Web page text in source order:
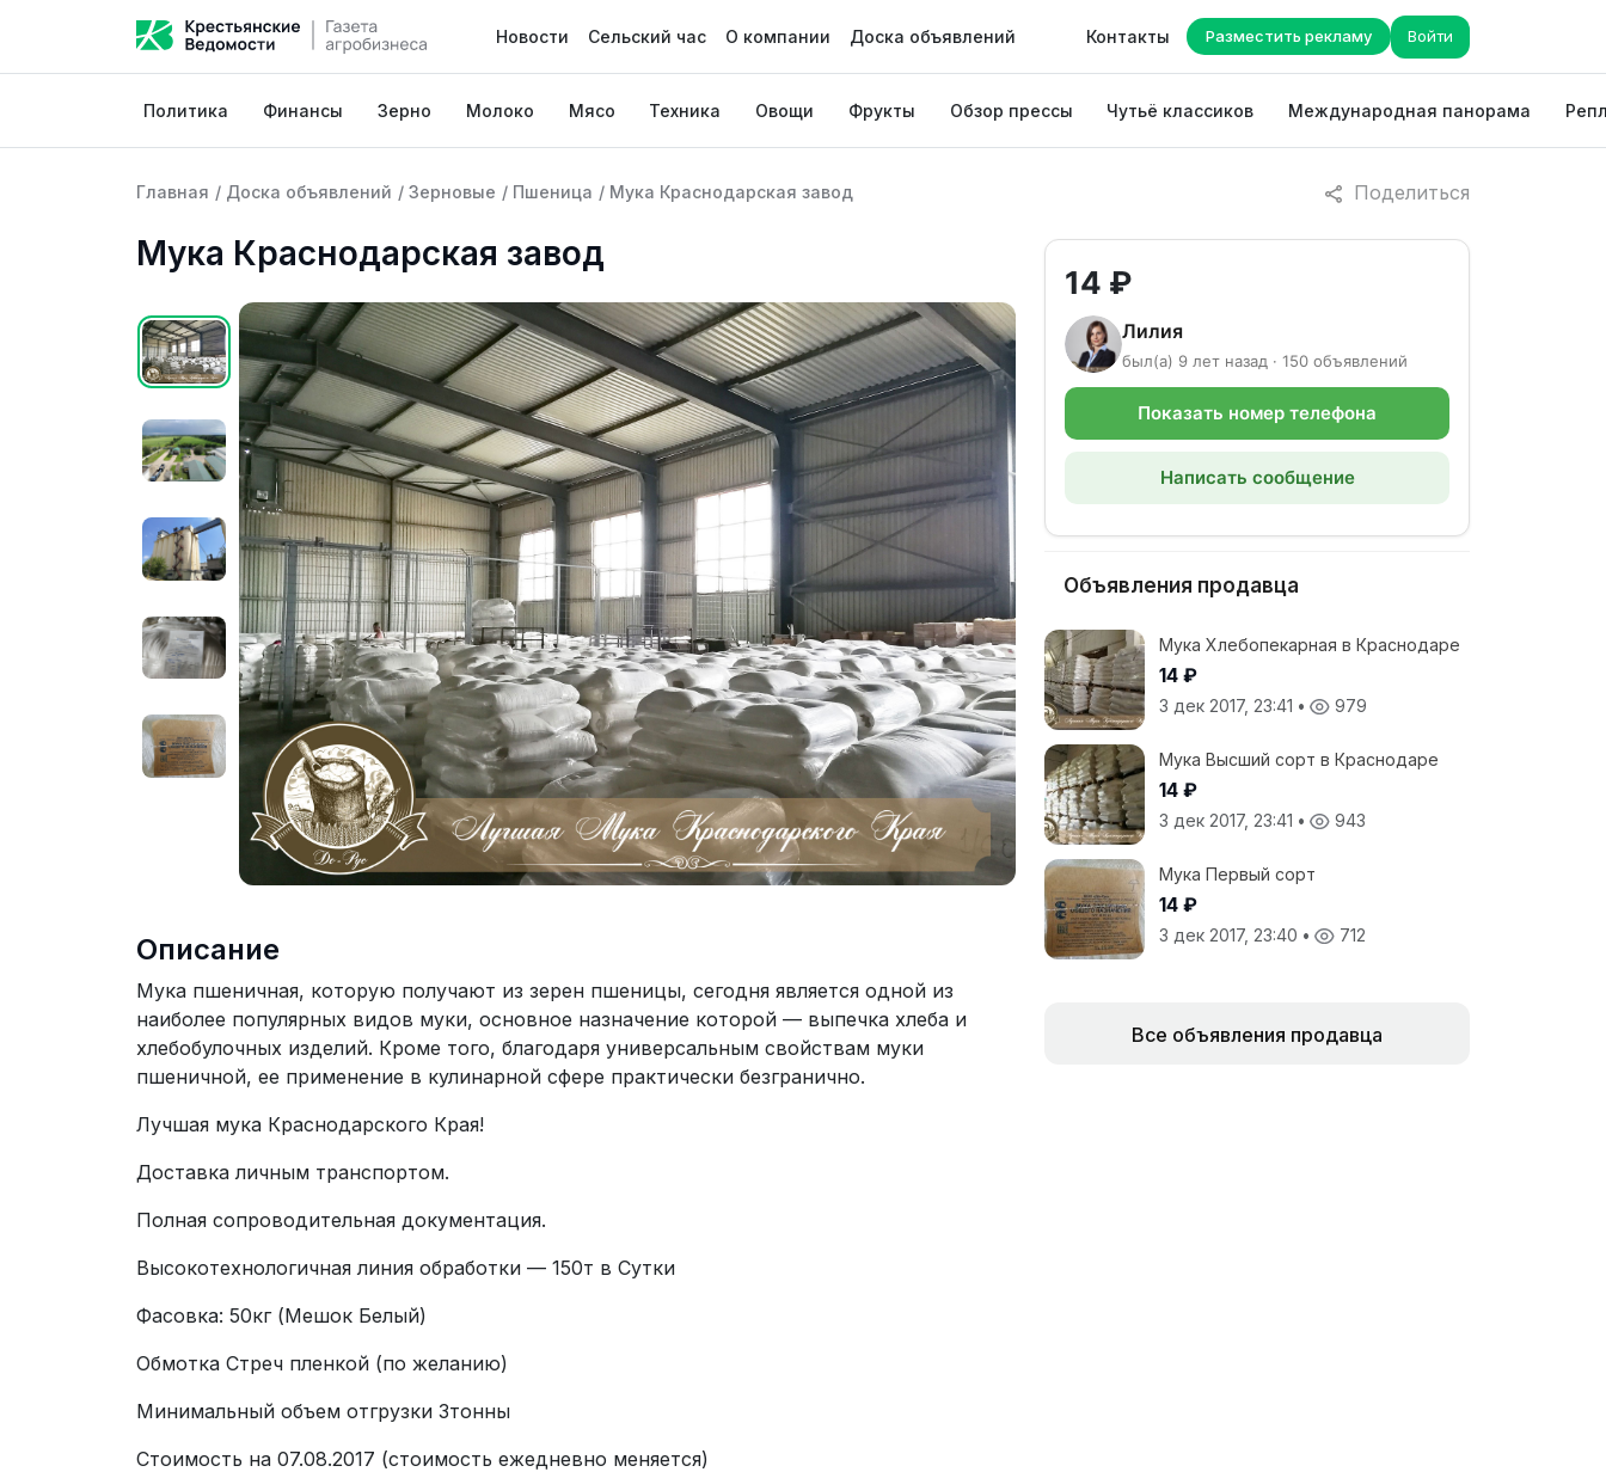
Новости Сельский час О компании Доска объявлений Контакты Разместить рекламу Войти
Политика Финансы Зерно Молоко Мясо Техника Овощи Фрукты Обзор прессы Чутьё классиков Международная панорама
Поделиться
Главная / Доска объявлений / Зерновые / Пшеница / Мука Краснодарская завод
Мука Краснодарская завод
Описание
Мука пшеничная, которую получают из зерен пшеницы, сегодня является одной из
наиболее популярных видов муки, основное назначение которой — выпечка хлеба и
хлебобулочных изделий. Кроме того, благодаря универсальным свойствам муки
пшеничной, ее применение в кулинарной сфере практически безгранично.
Лучшая мука Краснодарского Края!
Доставка личным транспортом.
Полная сопроводительная документация.
Высокотехнологичная линия обработки — 150т в Сутки
Фасовка: 50кг (Мешок Белый)
Обмотка Стреч пленкой (по желанию)
Минимальный объем отгрузки 3тонны
Стоимость на 07.08.2017 (стоимость ежедневно меняется)
14 ₽
Лилия
был(а) 9 лет назад · 150 объявлений
Показать номер телефона
Написать сообщение
Объявления продавца
Мука Хлебопекарная в Краснодаре
14 ₽
3 дек 2017, 23:41 • 979
Мука Высший сорт в Краснодаре
14 ₽
3 дек 2017, 23:41 • 943
Мука Первый сорт
14 ₽
3 дек 2017, 23:40 • 712
Все объявления продавца